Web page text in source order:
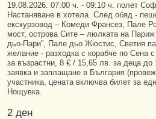
19.08.2026: 07:00 ч. - 09:10 ч. полет
Настаняване в хотела. След обяд -
екскурзовод – Комеди Франсез, Пале
мост, острова Сите – люлката на
дьо-Пари”, Пале дьо Жюстис, Светия
желание - разходка с корабче по Сена
за възрастни, 8 € / 15,65 лв. за деца до
заявка и заплащане в България
участника, цената включва билет за
Нощувка.
2 ден